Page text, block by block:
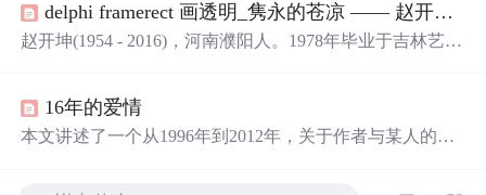
物在面对失去时，选择了不同的方式来告别和治愈，有的
选择放下，有的选择怀念。这些情感的瞬间，如同雨后皱
delphi framerect 画透明_隽永的苍凉 —— 赵开坤的人与画
赵开坤(1954 - 2016)，河南濮阳人。1978年毕业于吉林艺术
林艺术学院终身教授、吉林省高级专家。隽永的苍凉——
赵开坤的人与画文/孙建平在一次全国油画大展中，赵开坤
16年的爱情
本文讲述了一个从1996年到2012年，关于作者与某人的十